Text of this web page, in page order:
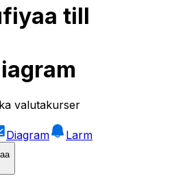
till
valutakurser
Diagram
Larm